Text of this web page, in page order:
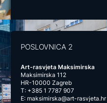
POSLOVNICA 2
Art-rasvjeta Maksimirska
Maksimirska 112
HR-10000 Zagreb
T: +385 1 7787 907
E: maksimirska@art-rasvjeta.hr